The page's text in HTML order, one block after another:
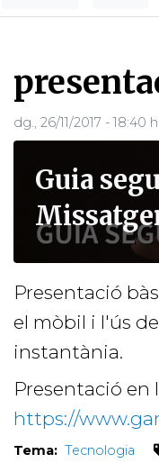
dg., 26/11/2017 - 18:40 h
Guia
Presentació
el mòbil i l'ús
instantània.
Presentació en
https://
Tema: Tecnologia